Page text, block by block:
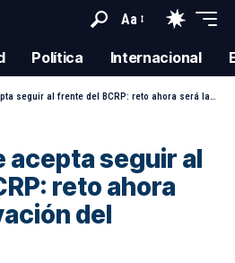
Aa
Política Internacional
al frente del BCRP: reto ahora será la renovación del directorio
acepta seguir al
reto ahora
del